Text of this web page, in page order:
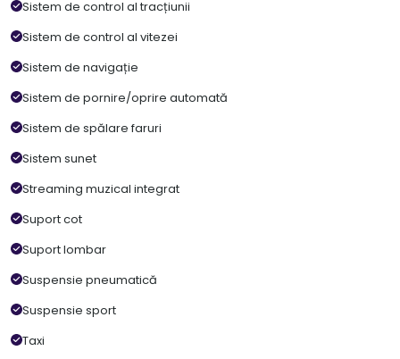
Sistem de control al tracțiunii
Sistem de control al vitezei
Sistem de navigație
Sistem de pornire/oprire automată
Sistem de spălare faruri
Sistem sunet
Streaming muzical integrat
Suport cot
Suport lombar
Suspensie pneumatică
Suspensie sport
Taxi